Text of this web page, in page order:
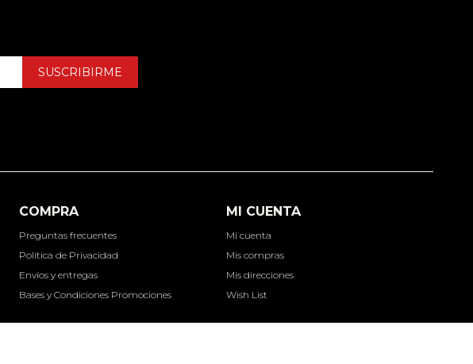
COMPRA
Preguntas frecuentes
Política de Privacidad
Envíos y entregas
Bases y Condiciones Promociones
MI CUENTA
Mi cuenta
Mis compras
Mis direcciones
Wish List
SUSCRIBIRME